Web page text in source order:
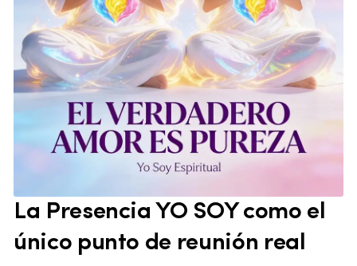
La Presencia YO SOY como el
único punto de reunión real